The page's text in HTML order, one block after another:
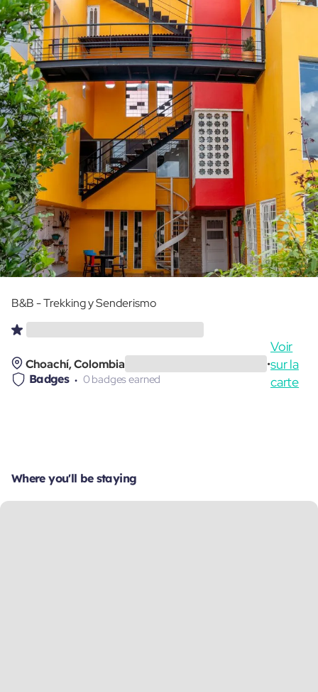
B&B - Trekking y Senderismo
Choachí, Colombia •
Voir
sur la
carte
Badges 0 badges earned
Where you'll be staying